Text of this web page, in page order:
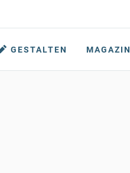
GESTALTEN MAGAZIN